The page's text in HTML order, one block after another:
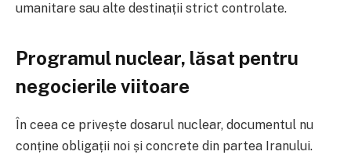
umanitare sau alte destinații strict controlate.
Programul nuclear, lăsat pentru
negocierile viitoare
În ceea ce privește dosarul nuclear, documentul nu
conține obligații noi și concrete din partea Iranului.